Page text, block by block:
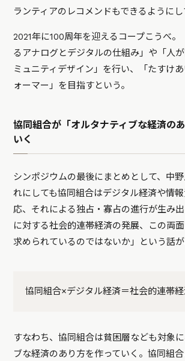
ランティアのレコメンドもできるようにし
2021年に100周年を迎えるコープこうべ。
るアナログとデジタルの仕組み」や「人
ミュニティデザイン」を行い、「たすけ
ォーマー」を目指すという。
協同組合が「オルタナティブな経済の
いく
シンポジウムの最後にまとめとして、中
れにしても協同組合はデジタル経済や情
応、それによる独占・寡占の進行が生み
に対する社会的連帯経済の発展、この両
求められているのではないか」という話が
協同組合×デジタル経済＝社会的連帯経
すなわち、協同組合は貧困層なども対象
ブな経済のあり方を作っていく。協同組